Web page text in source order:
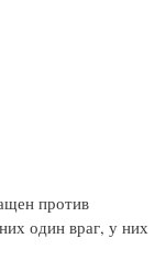
против
один враг, у них